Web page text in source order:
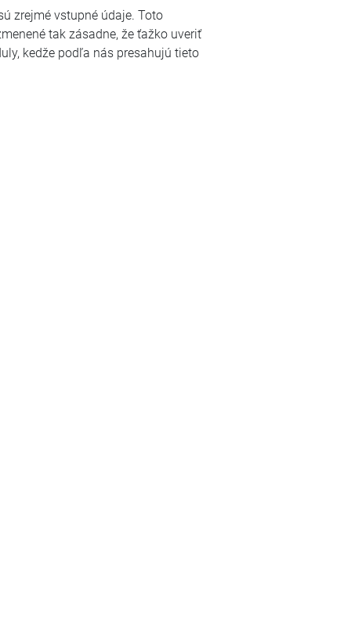
zrejmé vstupné údaje. Toto
tak zásadne, že ťažko uveriť
kedže podľa nás presahujú tieto